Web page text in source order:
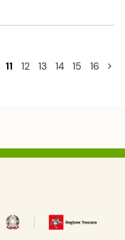
11 12 13 14 15 16